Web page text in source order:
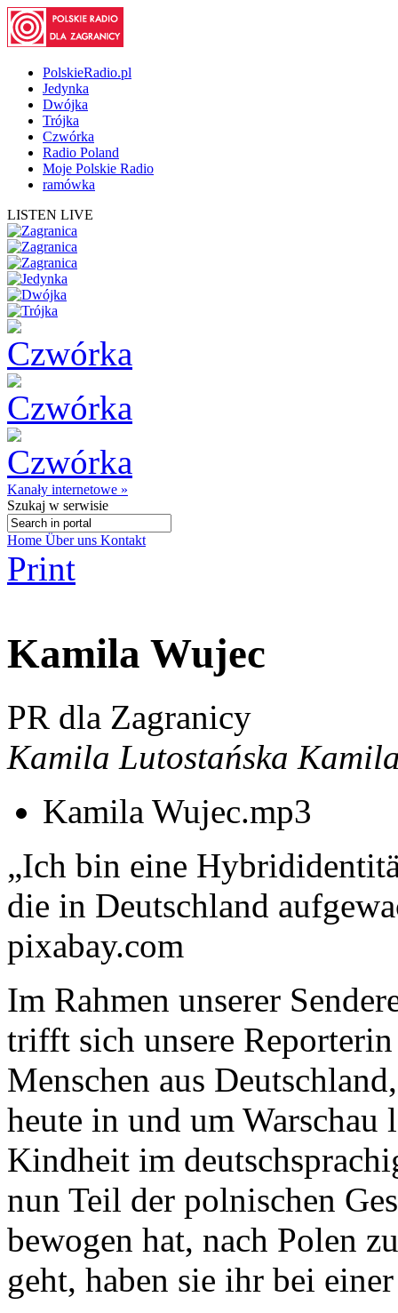
PolskieRadio.pl
Jedynka
Dwójka
Trójka
Czwórka
Radio Poland
Moje Polskie Radio
ramówka
LISTEN LIVE
Kanały internetowe »
Szukaj w serwisie
Home Über uns Kontakt
Print
Kamila Wujec
PR dla Zagranicy
Kamila Lutostańska
Kamila Wujec.mp3
„Ich bin eine
die in Deutschland
pixabay.com
Im Rahmen unserer
trifft sich unsere
Menschen aus
heute in und um Warschau
Kindheit im
nun Teil der polnischen
bewogen hat, nach Polen
geht, haben sie ihr bei